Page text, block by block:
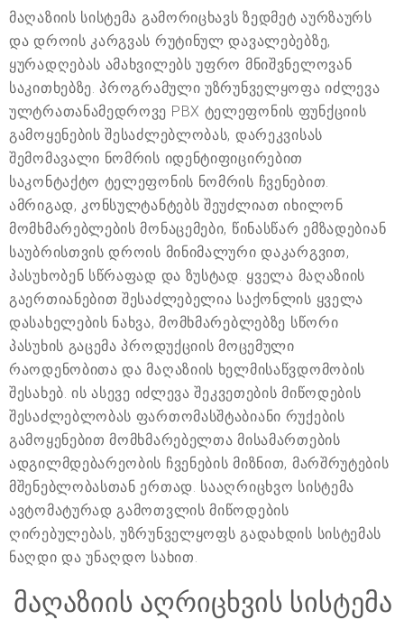
მაღაზიის სისტემა გამორიცხავს ზედმეტ აურზაურს
და დროის კარგვას რუტინულ დავალებებზე,
ყურადღებას ამახვილებს უფრო მნიშვნელოვან
საკითხებზე. პროგრამული უზრუნველყოფა იძლევა
ულტრათანამედროვე PBX ტელეფონის ფუნქციის
გამოყენების შესაძლებლობას, დარეკვისას
შემომავალი ნომრის იდენტიფიცირებით
საკონტაქტო ტელეფონის ნომრის ჩვენებით.
ამრიგად, კონსულტანტებს შეუძლიათ იხილონ
მომხმარებლების მონაცემები, წინასწარ ემზადებიან
საუბრისთვის დროის მინიმალური დაკარგვით,
პასუხობენ სწრაფად და ზუსტად. ყველა მაღაზიის
გაერთიანებით შესაძლებელია საქონლის ყველა
დასახელების ნახვა, მომხმარებლებზე სწორი
პასუხის გაცემა პროდუქციის მოცემული
რაოდენობითა და მაღაზიის ხელმისაწვდომობის
შესახებ. ის ასევე იძლევა შეკვეთების მიწოდების
შესაძლებლობას ფართომასშტაბიანი რუქების
გამოყენებით მომხმარებელთა მისამართების
ადგილმდებარეობის ჩვენების მიზნით, მარშრუტების
მშენებლობასთან ერთად. სააღრიცხვო სისტემა
ავტომატურად გამოთვლის მიწოდების
ღირებულებას, უზრუნველყოფს გადახდის სისტემას
ნაღდი და უნაღდო სახით.
მაღაზიის აღრიცხვის სისტემა